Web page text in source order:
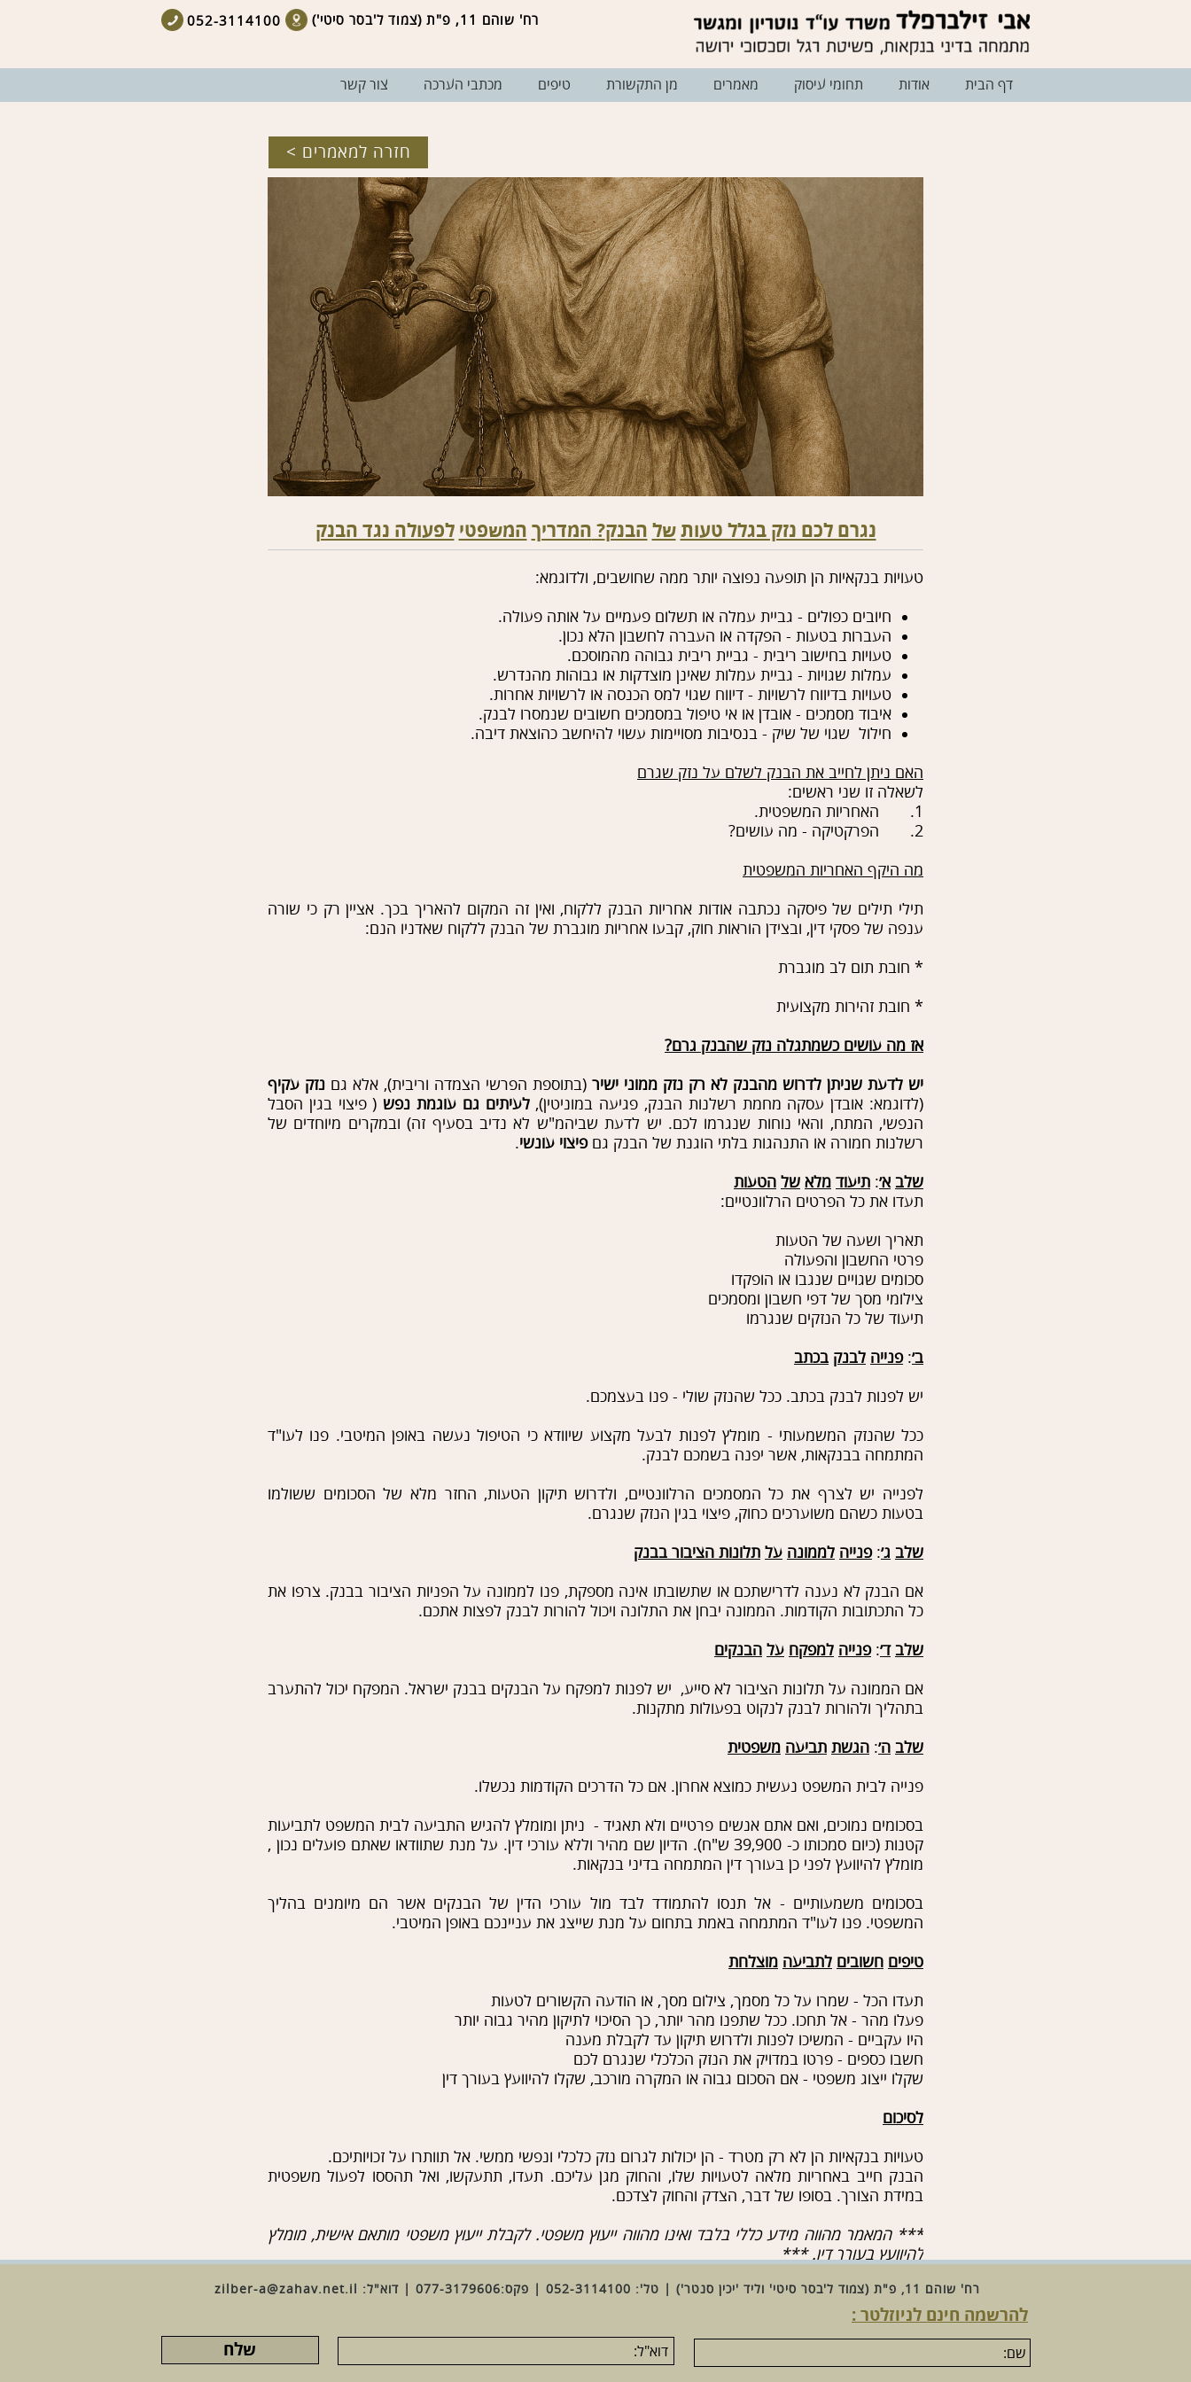
נגרם לכם נזק בגלל טעות של הבנק? המדריך המשפטי לפעולה נגד הבנק
טעויות בנקאיות הן תופעה נפוצה יותר ממה שחושבים, ולדוגמא:
חיובים כפולים - גביית עמלה או תשלום פעמיים על אותה פעולה.
העברות בטעות - הפקדה או העברה לחשבון הלא נכון.
טעויות בחישוב ריבית - גביית ריבית גבוהה מהמוסכם.
עמלות שגויות - גביית עמלות שאינן מוצדקות או גבוהות מהנדרש.
טעויות בדיווח לרשויות - דיווח שגוי למס הכנסה או לרשויות אחרות.
איבוד מסמכים - אובדן או אי טיפול במסמכים חשובים שנמסרו לבנק.
חילול שגוי של שיק - בנסיבות מסויימות עשוי להיחשב כהוצאת דיבה.
האם ניתן לחייב את הבנק לשלם על נזק שגרם
לשאלה זו שני ראשים:
1. האחריות המשפטית.
2. הפרקטיקה - מה עושים?
מה היקף האחריות המשפטית
תילי תילים של פיסקה נכתבה אודות אחריות הבנק ללקוח, ואין זה המקום להאריך בכך. אציין רק כי שורה
ענפה של פסקי דין, ובצידן הוראות חוק, קבעו אחריות מוגברת של הבנק ללקוח שאדניו הנם:
* חובת תום לב מוגברת
* חובת זהירות מקצועית
אז מה עושים כשמתגלה נזק שהבנק גרם?
יש לדעת שניתן לדרוש מהבנק לא רק נזק ממוני ישיר (בתוספת הפרשי הצמדה וריבית), אלא גם נזק עקיף
(לדוגמא: אובדן עסקה מחמת רשלנות הבנק, פגיעה במוניטין), לעיתים גם עוגמת נפש ( פיצוי בגין הסבל
הנפשי, המתח, והאי נוחות שנגרמו לכם. יש לדעת שביהמ"ש לא נדיב בסעיף זה) ובמקרים מיוחדים של
רשלנות חמורה או התנהגות בלתי הוגנת של הבנק גםפיצוי עונשי.
שלב א׳: תיעוד מלא של הטעות
תעדו את כל הפרטים הרלוונטיים:
תאריך ושעה של הטעות
פרטי החשבון והפעולה
סכומים שגויים שנגבו או הופקדו
צילומי מסך של דפי חשבון ומסמכים
תיעוד של כל הנזקים שנגרמו
ב׳:פנייה לבנק בכתב
יש לפנות לבנק בכתב. ככל שהנזק שולי - פנו בעצמכם.
ככל שהנזק המשמעותי - מומלץ לפנות לבעל מקצוע שיוודא כי הטיפול נעשה באופן המיטבי. פנו לעו"ד
המתמחה בבנקאות, אשר יפנה בשמכם לבנק.
לפנייה יש לצרף את כל המסמכים הרלוונטיים, ולדרוש תיקון הטעות, החזר מלא של הסכומים ששולמו
בטעות כשהם משוערכים כחוק, פיצוי בגין הנזק שנגרם.
שלב ג׳:פנייה לממונה על תלונות הציבור בבנק
אם הבנק לא נענה לדרישתכם או שתשובתו אינה מספקת, פנו לממונה על הפניות הציבור בבנק. צרפו את
כל התכתובות הקודמות. הממונה יבחן את התלונה ויכול להורות לבנק לפצות אתכם.
שלב ד׳:פנייה למפקח על הבנקים
אם הממונה על תלונות הציבור לא סייע, יש לפנות למפקח על הבנקים בבנק ישראל. המפקח יכול להתערב
בתהליך ולהורות לבנק לנקוט בפעולות מתקנות.
שלב ה׳: הגשת תביעה משפטית
פנייה לבית המשפט נעשית כמוצא אחרון. אם כל הדרכים הקודמות נכשלו.
בסכומים נמוכים, ואם אתם אנשים פרטיים ולא תאגיד - ניתן ומומלץ להגיש התביעה לבית המשפט לתביעות
קטנות (כיום סמכותו כ- 39,900 ש"ח). הדיון שם מהיר וללא עורכי דין. על מנת שתוודאו שאתם פועלים נכון ,
מומלץ להיוועץ לפני כן בעורך דין המתמחה בדיני בנקאות.
בסכומים משמעותיים - אל תנסו להתמודד לבד מול עורכי הדין של הבנקים אשר הם מיומנים בהליך
המשפטי. פנו לעו"ד המתמחה באמת בתחום על מנת שייצג את עניינכם באופן המיטבי.
טיפים חשובים לתביעה מוצלחת
תעדו הכל - שמרו על כל מסמך, צילום מסך, או הודעה הקשורים לטעות
פעלו מהר - אל תחכו. ככל שתפנו מהר יותר, כך הסיכוי לתיקון מהיר גבוה יותר
היו עקביים - המשיכו לפנות ולדרוש תיקון עד לקבלת מענה
חשבו כספים - פרטו במדויק את הנזק הכלכלי שנגרם לכם
שקלו ייצוג משפטי - אם הסכום גבוה או המקרה מורכב, שקלו להיוועץ בעורך דין
לסיכום
טעויות בנקאיות הן לא רק מטרד - הן יכולות לגרום נזק כלכלי ונפשי ממשי. אל תוותרו על זכויותיכם.
הבנק חייב באחריות מלאה לטעויות שלו, והחוק מגן עליכם. תעדו, תתעקשו, ואל תהססו לפעול משפטית
במידת הצורך. בסופו של דבר, הצדק והחוק לצדכם.
***המאמר מהווה מידע כללי בלבד ואינו מהווה ייעוץ משפטי.לקבלת ייעוץ משפטי מותאם אישית,מומלץ
להיוועץ בעורך דין. ***
February 09, 2026
חזרה למאמרים >
רח' שוהם 11, פ"ת (צמוד ל'בסר סיטי' וליד 'יכין סנטר') | טל': 052-3114100 | פקס:077-3179606 | דוא"ל: zilber-a@zahav.net.il
שלח שם: דוא"ל:
להרשמה חינם לניוזלטר :
052-3114100​
דף הבית אודות תחומי עיסוק מאמרים מן התקשורת טיפים מכתבי הערכה צור קשר
רח' שוהם 11, פ"ת (צמוד ל'בסר סיטי')